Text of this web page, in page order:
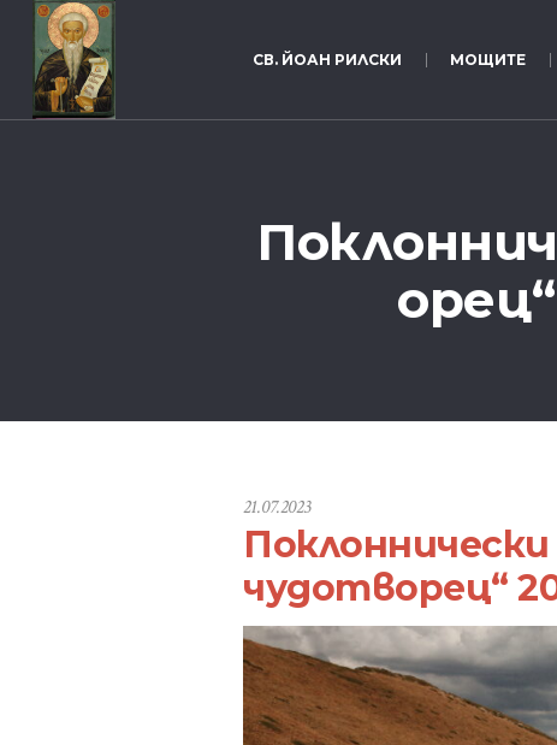
СВ. ЙОАН РИЛСКИ МОЩИТЕ
21.07.2023
чудотворец“